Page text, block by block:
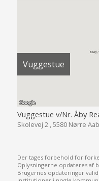
Vuggestue
Vuggestue v/Nr. Åby
Skolevej 2 , 5580 Nørre
Der tages forbehold for
Oplysningerne opdateres af
Brugernes opdateringer